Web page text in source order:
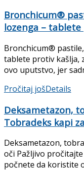
Bronchicum®
lozenga –
Bronchicum®
tablete protiv kašlja,
ovo uputstvo, jer
Pročitaj jošDetails
Deksametazon,
Tobradeks kapi
Deksametazon,
oči Pažljivo
počnete da koristite